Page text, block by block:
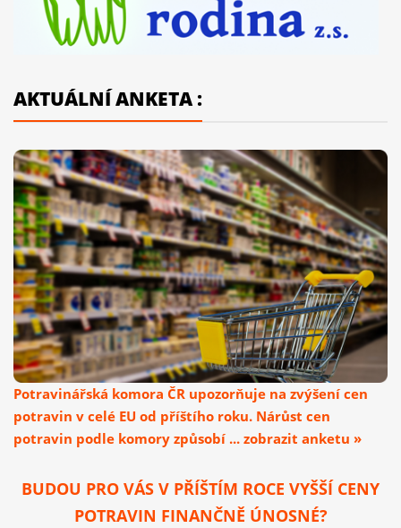
AKTUÁLNÍ ANKETA :
Potravinářská komora ČR upozorňuje na zvýšení cen
potravin v celé EU od příštího roku. Nárůst cen
potravin podle komory způsobí ... zobrazit anketu »
BUDOU PRO VÁS V PŘÍŠTÍM ROCE VYŠŠÍ CENY
POTRAVIN FINANČNĚ ÚNOSNÉ?